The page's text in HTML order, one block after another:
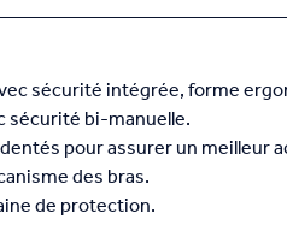
sécurité intégrée, forme
sécurité bi-manuelle.
pour assurer un meilleur
des bras.
de protection.